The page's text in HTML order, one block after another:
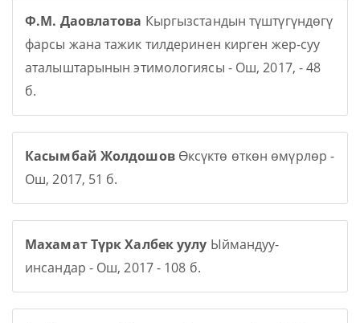
Ф.М. Даовлатова Кыргызстандын түштүгүндөгү
фарсы жана тажик тилдеринен кирген жер-суу
аталыштарынын этимологиясы - Ош, 2017, - 48
б.
Касымбай Жолдошов Өксүктө өткөн өмүрлөр -
Ош, 2017, 51 б.
Махамат Түрк Халбек уулу Ыймандуу-
инсандар - Ош, 2017 - 108 б.